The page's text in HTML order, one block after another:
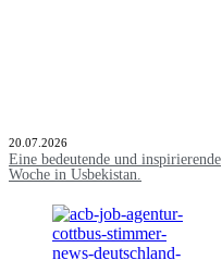
20.07.2026
Eine bedeutende und inspirierende
Woche in Usbekistan.